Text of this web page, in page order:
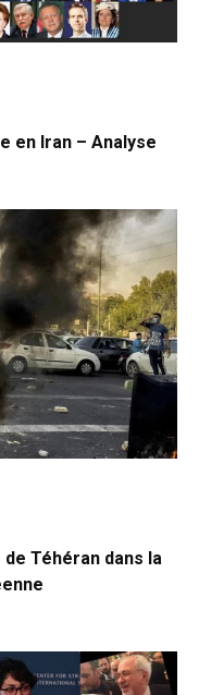
en Iran – Analyse
Téhéran dans la